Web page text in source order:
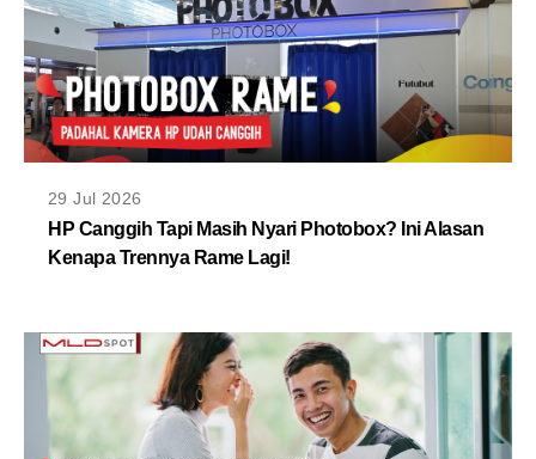
29 Jul 2026
HP Canggih Tapi Masih Nyari Photobox? Ini Alasan
Kenapa Trennya Rame Lagi!